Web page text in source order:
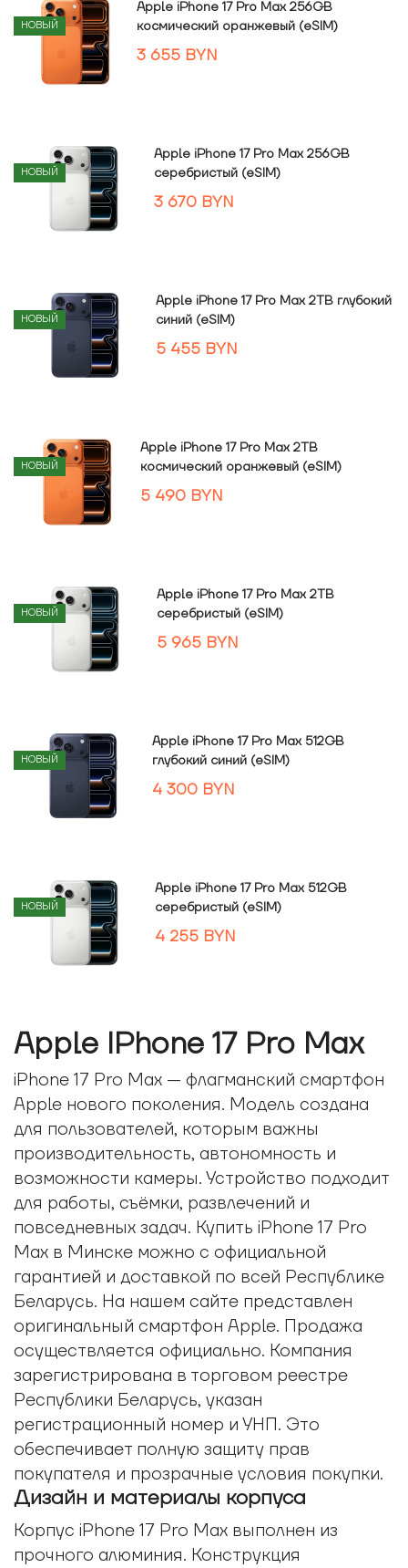
НОВЫЙ
Apple iPhone 17 Pro Max 256GB
космический оранжевый (eSIM)
3 655 BYN
НОВЫЙ
Apple iPhone 17 Pro Max 256GB
серебристый (eSIM)
3 670 BYN
НОВЫЙ
Apple iPhone 17 Pro Max 2TB глубокий
синий (eSIM)
5 455 BYN
НОВЫЙ
Apple iPhone 17 Pro Max 2TB
космический оранжевый (eSIM)
5 490 BYN
НОВЫЙ
Apple iPhone 17 Pro Max 2TB
серебристый (eSIM)
5 965 BYN
НОВЫЙ
Apple iPhone 17 Pro Max 512GB
глубокий синий (eSIM)
4 300 BYN
НОВЫЙ
Apple iPhone 17 Pro Max 512GB
серебристый (eSIM)
4 255 BYN
Apple IPhone 17 Pro Max
iPhone 17 Pro Max — флагманский смартфон
Apple нового поколения. Модель создана
для пользователей, которым важны
производительность, автономность и
возможности камеры. Устройство подходит
для работы, съёмки, развлечений и
повседневных задач. Купить iPhone 17 Pro
Max в Минске можно с официальной
гарантией и доставкой по всей Республике
Беларусь. На нашем сайте представлен
оригинальный смартфон Apple. Продажа
осуществляется официально. Компания
зарегистрирована в торговом реестре
Республики Беларусь, указан
регистрационный номер и УНП. Это
обеспечивает полную защиту прав
покупателя и прозрачные условия покупки.
Дизайн и материалы корпуса
Корпус iPhone 17 Pro Max выполнен из
прочного алюминия. Конструкция